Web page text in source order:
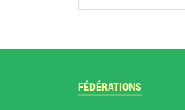
FÉDÉRATIONS